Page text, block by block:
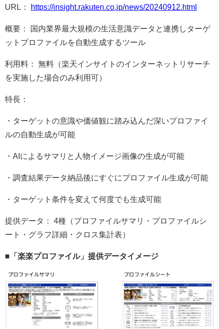
URL： https://insight.rakuten.co.jp/news/20240912.html
概要： 国内業界最大規模の生活意識データと連携しターゲ
ットプロファイルを自動生成するツール
利用料： 無料（楽天インサイトのインターネットリサーチ
を実施した場合のみ利用可）
特長：
・ターゲットの意識や価値観に踏み込んだ深いプロファイ
ルの自動生成が可能
・AIによるサマリと人物イメージ画像の生成が可能
・調査結果データ納品後にすぐにプロファイル生成が可能
・ターゲット条件を変えて何度でも生成可能
提供データ： 4種（プロファイルサマリ・プロファイルシ
ート・グラフ詳細・クロス集計表）
■「楽楽プロファイル」提供データイメージ